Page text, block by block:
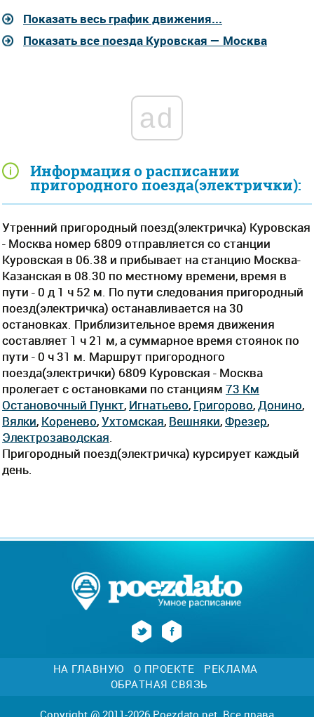
Информация о расписании
пригородного поезда(электрички):
Утренний пригородный поезд(электричка) Куровская
- Москва номер 6809 отправляется со станции
Куровская в 06.38 и прибывает на станцию Москва-
Казанская в 08.30 по местному времени, время в
пути - 0 д 1 ч 52 м. По пути следования пригородный
поезд(электричка) останавливается на 30
остановках. Приблизительное время движения
составляет 1 ч 21 м, а суммарное время стоянок по
пути - 0 ч 31 м. Маршрут пригородного
поезда(электрички) 6809 Куровская - Москва
пролегает c остановками по станциям 73 Км
Остановочный Пункт, Игнатьево, Григорово, Донино,
Вялки, Коренево,Ухтомская, Вешняки,Фрезер,
Электрозаводская
Пригородный поезд(электричка) курсирует каждый
день.
Показать весь график движения...
Показать все поезда Куровская — Москва
ad
НА ГЛАВНУЮ О ПРОЕКТЕ
РЕКЛАМА
ОБРАТНАЯ СВЯЗЬ